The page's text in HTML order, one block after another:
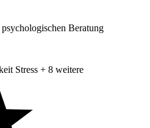
Beratung
Stress + 8 weitere